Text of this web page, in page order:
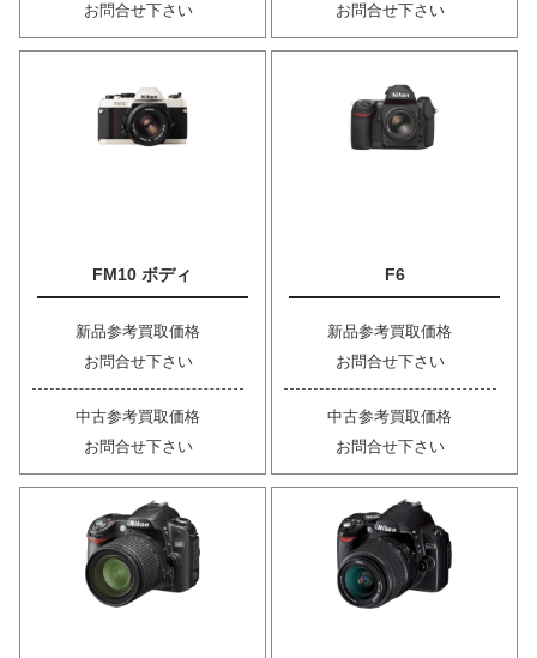
お問合せ下さい
お問合せ下さい
FM10 ボディ
新品参考買取価格
お問合せ下さい
中古参考買取価格
お問合せ下さい
F6
新品参考買取価格
お問合せ下さい
中古参考買取価格
お問合せ下さい